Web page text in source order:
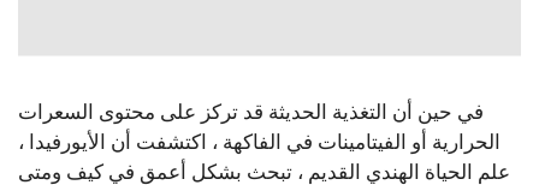
في حين أن التغذية الحديثة قد تركز على محتوى السعرات
الحرارية أو الفيتامينات في الفاكهة ، اكتشفت أن الأيورفيدا ،
علم الحياة الهندي القديم ، تبحث بشكل أعمق في كيف ومتى